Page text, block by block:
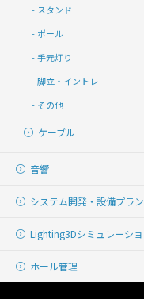
スタンド
ポール
手元灯り
脚立・イントレ
その他
ケーブル
音響
システム開発・ 設備プラ
Lighting3Dシミュレーシ
ホール管理